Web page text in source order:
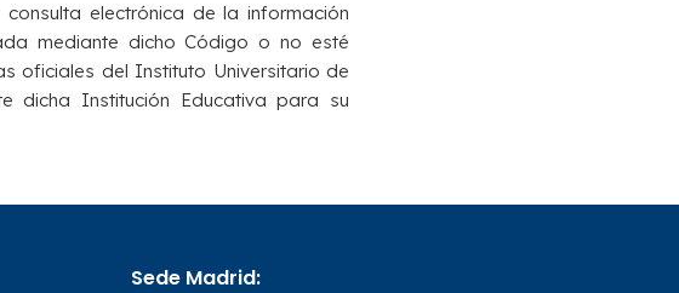
electrónica de la información
mediante dicho Código o no esté
oficiales del Instituto Universitario de
dicha Institución Educativa para su
Sede Madrid: